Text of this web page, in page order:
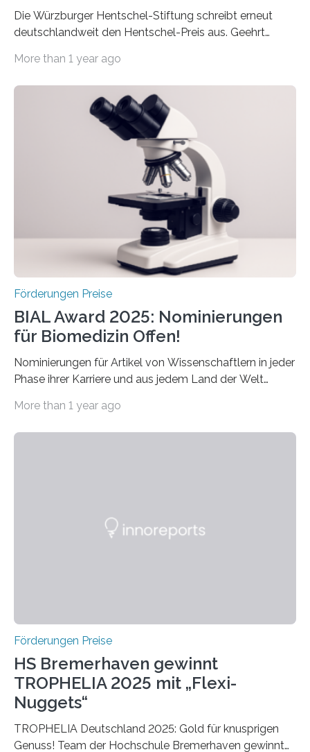
Die Würzburger Hentschel-Stiftung schreibt erneut
deutschlandweit den Hentschel-Preis aus. Geehrt
hochrangige wissenschaftliche Publikation zum Thema
Schlaganfall“ mit Sitz in Würzburg fördert die
Schlaganfallforschung, um die Behandlung der
Betroffenen zu verbessern. Dazu schreibt sie auch in
diesem Jahr wieder deutschlandweit den Hentschel-
Preis aus. Er richtet sich gezielt an jüngere
Forscherinnen und Forscher unter 40 Jahren. Geehrt
werden soll eine herausragende Doktorarbeit oder eine
hochrangige wissenschaftliche Publikation zum Thema
More than 1 year ago
Förderungen Preise
BIAL Award 2025: Nominierungen
für Biomedizin Offen!
Nominierungen für Artikel von Wissenschaftlern in jeder
Phase ihrer Karriere und aus jedem Land der Welt
Leben gerufen, um die bemerkenswertesten
Foundation, des BIAL Award in Biomedicine ist in
More than 1 year ago
Förderungen Preise
HS Bremerhaven gewinnt
TROPHELIA 2025 mit „Flexi-
Nuggets“
TROPHELIA Deutschland 2025: Gold für knusprigen
Genuss! Team der Hochschule Bremerhaven gewinnt